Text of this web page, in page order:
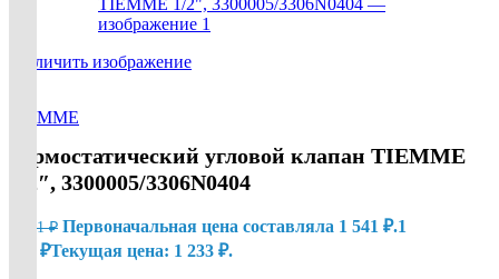
увеличить изображение
Термостатический угловой клапан TIEMME
1/2″, 3300005/3306N0404
1 541₽ Первоначальная цена составляла 1 541 ₽.1
₽Текущая цена: 1 233 ₽.